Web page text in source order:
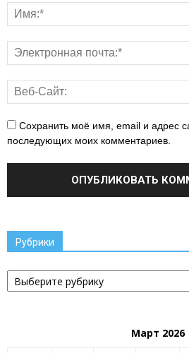
Сохранить моё имя, email и адрес
последующих моих комментариев.
Рубрики
Рубрики
Март 2026